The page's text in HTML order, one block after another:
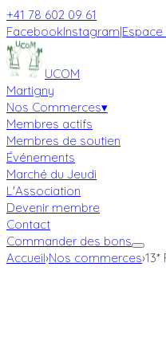
+41 78 602 09 61
FacebookInstagram|
UCOM
Martigny
Nos Commerces▾
Membres actifs
Membres de soutien
Événements
Marché du Jeudi
L'Association
Devenir membre
Contact
Commander des bons
Accueil›Nos commerces›13*